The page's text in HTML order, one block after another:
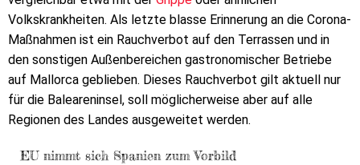
Volkskrankheiten. Als letzte blasse Erinnerung an die Corona-
Maßnahmen ist ein Rauchverbot auf den Terrassen und in
den sonstigen Außenbereichen gastronomischer Betriebe
auf Mallorca geblieben. Dieses Rauchverbot gilt aktuell nur
für die Baleareninsel, soll möglicherweise aber auf alle
Regionen des Landes ausgeweitet werden.
EU nimmt sich Spanien zum Vorbild